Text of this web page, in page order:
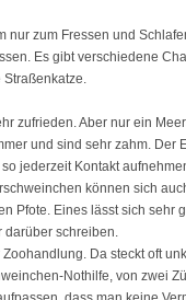
nur zum Fressen und
Es gibt verschiedene
Straßenkatze.
zufrieden. Aber nur ein
und sind sehr zahm. Der
jederzeit Kontakt
können sich
Pfote. Eines lässt sich sehr
darüber schreiben.
Da steckt oft
Nothilfe, von zwei